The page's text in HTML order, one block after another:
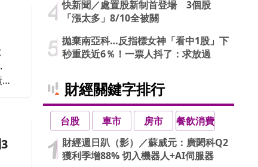
快新聞／處置股新制首登場 3個股
「漲太多」8/10全被關
拋棄南亞科…反指標女神「看中1股」下
秒重跌近6％！一票人抖了：求放過
財經關鍵字排行
台股 車市 房市
餐飲消費
財經週日趴（影）／蘇威元：廣閎科Q2
獲利季增88% 切入機器人+AI伺服器